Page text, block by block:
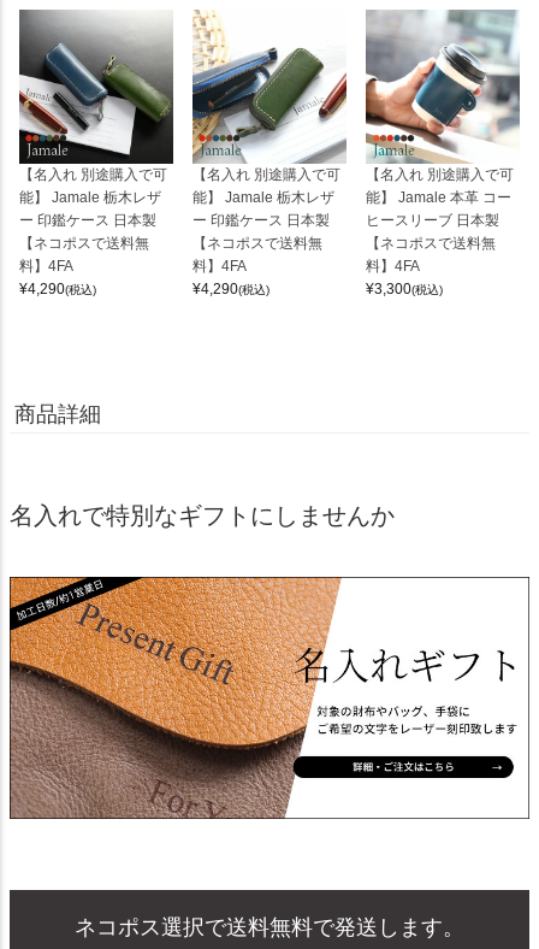
【名入れ 別途購入で可
能】 Jamale 栃木レザ
ー 印鑑ケース 日本製
【ネコポスで送料無
料】4FA
¥4,290(税込)
【名入れ 別途購入で可
能】 Jamale 栃木レザ
ー 印鑑ケース 日本製
【ネコポスで送料無
料】4FA
¥4,290(税込)
【名入れ 別途購入で可
能】 Jamale 本革 コー
ヒースリーブ 日本製
【ネコポスで送料無
料】4FA
¥3,300(税込)
商品詳細
名入れで特別なギフトにしませんか
ネコポス選択で送料無料で発送します。